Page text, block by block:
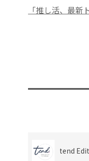
「推し活、最
tend